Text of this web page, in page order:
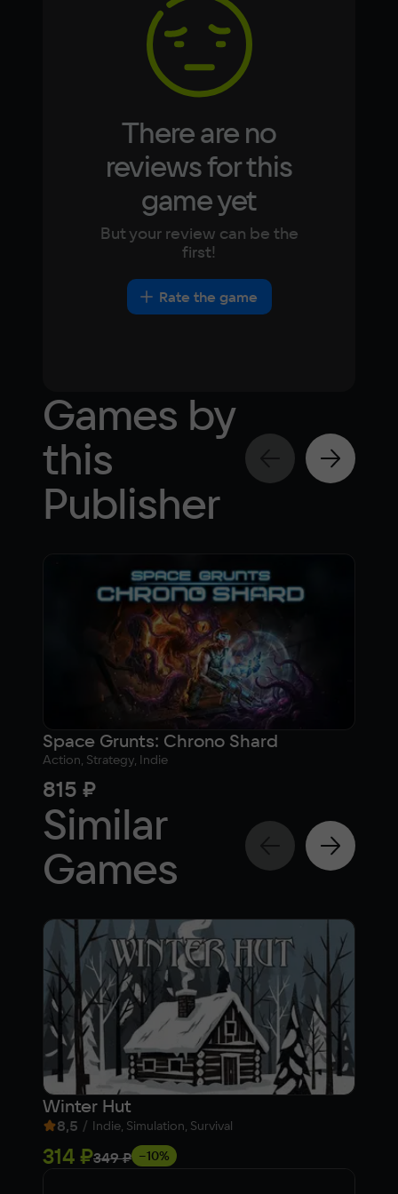
Video card
GeForce GTX 630
DirectX(R): 9.0c, Звуковая карта:
совместимая c DirectX
Japanese
There are no
reviews for this
game yet
But your review can be the
first!
Rate the game
Games by
this
Publisher
Space Grunts: Chrono Shard
Action, Strategy, Indie
815 ₽
Similar
Games
Winter Hut
8,5 / Indie, Simulation, Survival
314 ₽349 ₽ −10%